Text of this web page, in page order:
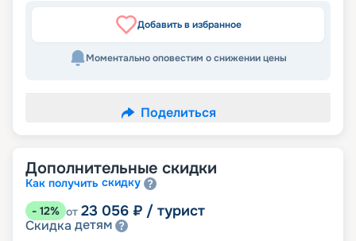
Добавить в избранное
Моментально оповестим о снижении цены
Поделиться
Дополнительные скидки
Как получить скидку
- 12% от 23 056 ₽ / турист
Скидка детям